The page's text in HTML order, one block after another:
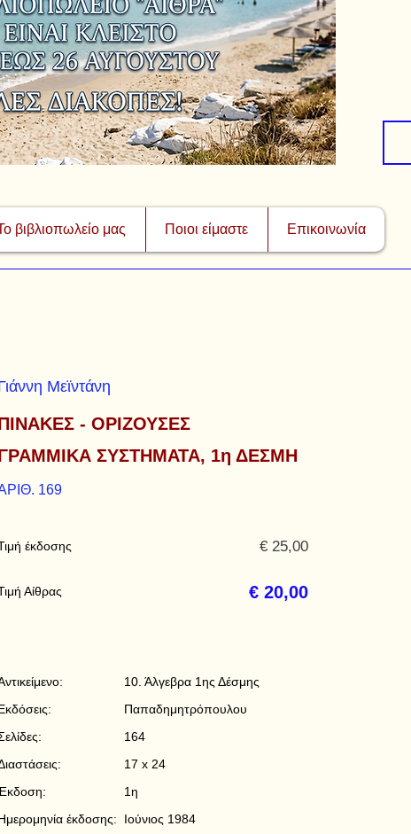
βιβλιοπωλείο μας Ποιοι είμαστε Επικοινωνία
Μεϊντάνη
- ΟΡΙΖΟΥΣΕΣ
ΣΥΣΤΗΜΑΤΑ, 1η ΔΕΣΜΗ
169
έκδοσης
Αίθρας
€ 25,00
€ 20,00
10. Άλγεβρα 1ης Δέσμης
Παπαδημητρόπουλου
164
17 x 24
1η
έκδοσης:
Ιούνιος 1984